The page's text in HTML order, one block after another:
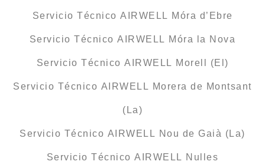
Servicio Técnico AIRWELL Móra d’Ebre
Servicio Técnico AIRWELL Móra la Nova
Servicio Técnico AIRWELL Morell (El)
Servicio Técnico AIRWELL Morera de Montsant
(La)
Servicio Técnico AIRWELL Nou de Gaià (La)
Servicio Técnico AIRWELL Nulles